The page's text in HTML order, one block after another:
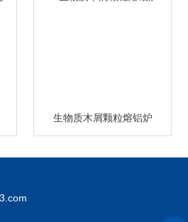
生物质木屑颗粒熔铝炉